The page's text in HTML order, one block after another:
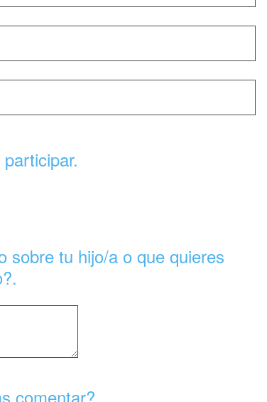
sobre tu hijo/a o que quieres
comentar?